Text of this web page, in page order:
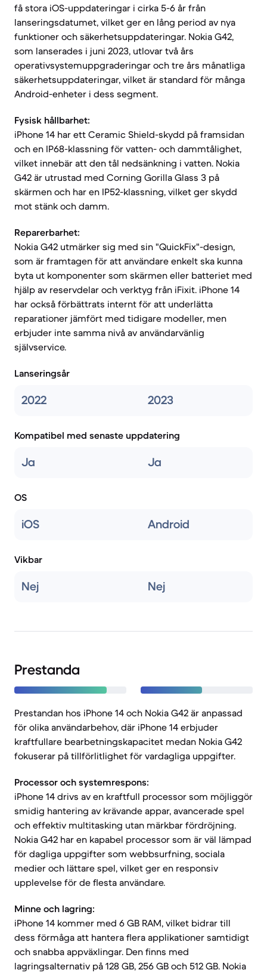
få stora iOS-uppdateringar i cirka 5-6 år från
lanseringsdatumet, vilket ger en lång period av nya
funktioner och säkerhetsuppdateringar. Nokia G42,
som lanserades i juni 2023, utlovar två års
operativsystemuppgraderingar och tre års månatliga
säkerhetsuppdateringar, vilket är standard för många
Android-enheter i dess segment.
Fysisk hållbarhet:
iPhone 14 har ett Ceramic Shield-skydd på framsidan
och en IP68-klassning för vatten- och dammtålighet,
vilket innebär att den tål nedsänkning i vatten. Nokia
G42 är utrustad med Corning Gorilla Glass 3 på
skärmen och har en IP52-klassning, vilket ger skydd
mot stänk och damm.
Reparerbarhet:
Nokia G42 utmärker sig med sin "QuickFix"-design,
som är framtagen för att användare enkelt ska kunna
byta ut komponenter som skärmen eller batteriet med
hjälp av reservdelar och verktyg från iFixit. iPhone 14
har också förbättrats internt för att underlätta
reparationer jämfört med tidigare modeller, men
erbjuder inte samma nivå av användarvänlig
självservice.
Lanseringsår
2022 2023
Kompatibel med senaste uppdatering
Ja Ja
OS
iOS Android
Vikbar
Nej Nej
Prestanda
Prestandan hos iPhone 14 och Nokia G42 är anpassad
för olika användarbehov, där iPhone 14 erbjuder
kraftfullare bearbetningskapacitet medan Nokia G42
fokuserar på tillförlitlighet för vardagliga uppgifter.
Processor och systemrespons:
iPhone 14 drivs av en kraftfull processor som möjliggör
smidig hantering av krävande appar, avancerade spel
och effektiv multitasking utan märkbar fördröjning.
Nokia G42 har en kapabel processor som är väl lämpad
för dagliga uppgifter som webbsurfning, sociala
medier och lättare spel, vilket ger en responsiv
upplevelse för de flesta användare.
Minne och lagring:
iPhone 14 kommer med 6 GB RAM, vilket bidrar till
dess förmåga att hantera flera applikationer samtidigt
och snabba appväxlingar. Den finns med
lagringsalternativ på 128 GB, 256 GB och 512 GB. Nokia